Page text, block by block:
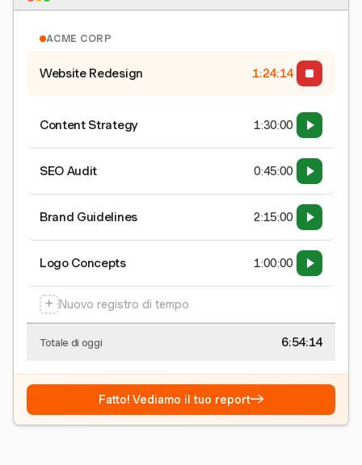
ACME CORP
Website Redesign 1:24:15
Content Strategy 1:30:00
SEO Audit 0:45:00
Brand Guidelines 2:15:00
Logo Concepts 1:00:00
+ Nuovo registro di tempo
Totale di oggi 6:54:15
Fatto! Vediamo il tuo report→